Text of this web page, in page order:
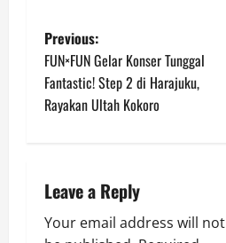
P
o
s
n
a
Previous:
FUN×FUN Gelar Konser Tunggal
Fantastic! Step 2 di Harajuku,
Rayakan Ultah Kokoro
Leave a Reply
Your email address will not